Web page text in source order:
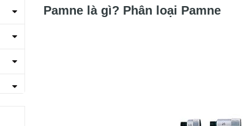
Pamne là gì? Phân loại Pamne